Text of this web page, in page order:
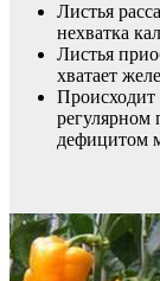
Листья
нехватка
Листья
хватает
Происходит
регулярном
дефицитом